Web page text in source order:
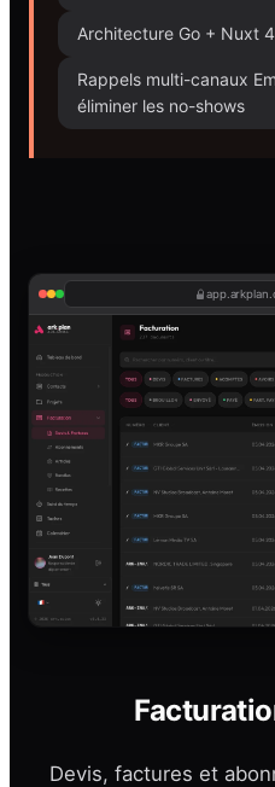
Architecture Go + Nuxt
Rappels multi-canaux
éliminer les no-shows
Devis, factures et